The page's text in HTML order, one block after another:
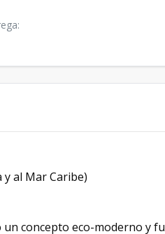
:
al Mar Caribe)
concepto eco-moderno y